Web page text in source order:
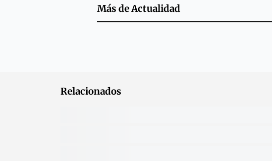
Más deActualidad
Relacionados